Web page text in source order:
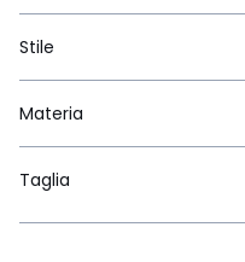
Stile
Materia
Taglia